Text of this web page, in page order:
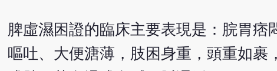
脾虛濕困證的臨床主要表現是：脘胃
嘔吐、大便溏薄，肢困身重，頭重如